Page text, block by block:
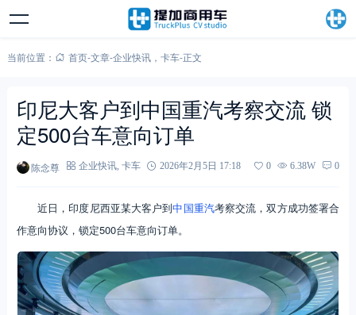
当前位置： 首页-文章-企业快讯， 卡车-正文
印尼大客户到中国重汽考察交流 锁
定500台车意向订单
陈念尊 企业快讯, 卡车 2026年2月5日 17:18 0 6.38W 0
近日，印度尼西亚某大客户到中国重汽考察交流，双方成功签署合
作意向协议，锁定500台车意向订单。